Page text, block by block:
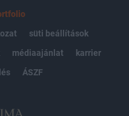
süti beállítások
médiaajánlat
karrier
ÁSZF